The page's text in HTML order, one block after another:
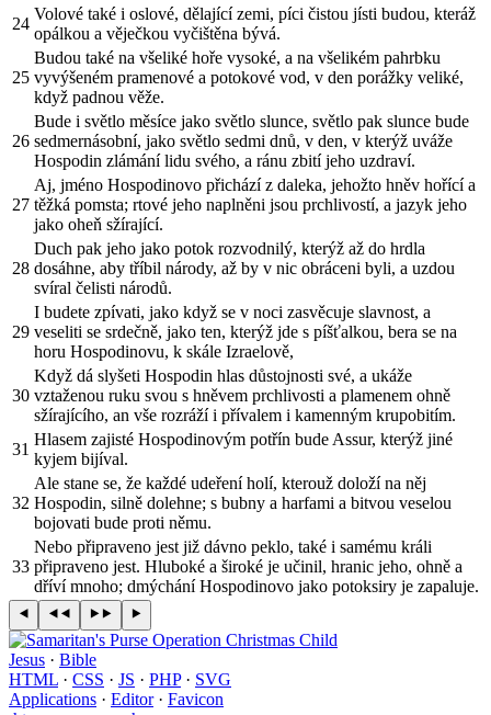
24
Volové také i oslové, dělající zemi, píci čistou jísti budou, kteráž
opálkou a věječkou vyčištěna bývá.
25
Budou také na všeliké hoře vysoké, a na všelikém pahrbku
vyvýšeném pramenové a potokové vod, v den porážky veliké,
když padnou věže.
26
Bude i světlo měsíce jako světlo slunce, světlo pak slunce bude
sedmernásobní, jako světlo sedmi dnů, v den, v kterýž uváže
Hospodin zlámání lidu svého, a ránu zbití jeho uzdraví.
27
Aj, jméno Hospodinovo přichází z daleka, jehožto hněv hořící a
těžká pomsta; rtové jeho naplněni jsou prchlivostí, a jazyk jeho
jako oheň sžírající.
28
Duch pak jeho jako potok rozvodnilý, kterýž až do hrdla
dosáhne, aby tříbil národy, až by v nic obráceni byli, a uzdou
svíral čelisti národů.
29
I budete zpívati, jako když se v noci zasvěcuje slavnost, a
veseliti se srdečně, jako ten, kterýž jde s píšťalkou, bera se na
horu Hospodinovu, k skále Izraelově,
30
Když dá slyšeti Hospodin hlas důstojnosti své, a ukáže
vztaženou ruku svou s hněvem prchlivosti a plamenem ohně
sžírajícího, an vše rozráží i přívalem i kamenným krupobitím.
31
Hlasem zajisté Hospodinovým potřín bude Assur, kterýž jiné
kyjem bijíval.
32
Ale stane se, že každé udeření holí, kterouž doloží na něj
Hospodin, silně dolehne; s bubny a harfami a bitvou veselou
bojovati bude proti němu.
33
Nebo připraveno jest již dávno peklo, také i samému králi
připraveno jest. Hluboké a široké je učinil, hranic jeho, ohně a
dříví mnoho; dmýchání Hospodinovo jako potoksiry je zapaluje.
Jesus · Bible
HTML · CSS · JS · PHP· SVG
Applications · Editor· Favicon